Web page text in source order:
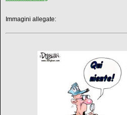
Immagini allegate: